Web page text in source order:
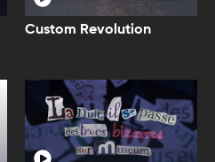
Custom Revolution